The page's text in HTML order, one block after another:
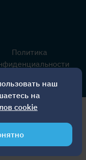
защищены.
Политика
наш
на
cookie